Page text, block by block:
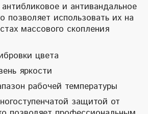
и антивандальное
позволяет использовать их на
массового скопления
цвета
яркости
рабочей температуры
защитой от